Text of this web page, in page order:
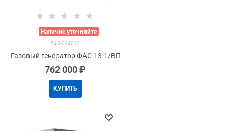
Наличие уточняйте
548-094013
Газовый генератор ФАС-13-1/ВП
762 000 ₽
КУПИТЬ